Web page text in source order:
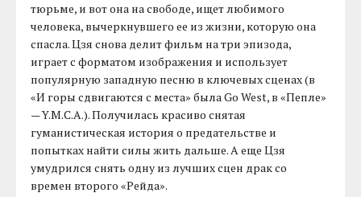
тюрьме, и вот она на свободе, ищет любимого
человека, вычеркнувшего ее из жизни, которую она
спасла. Цзя снова делит фильм на три эпизода,
играет с форматом изображения и использует
популярную западную песню в ключевых сценах (в
«И горы сдвигаются с места» была Go West, в «Пепле»
— Y.M.C.A.). Получилась красиво снятая
гуманистическая история о предательстве и
попытках найти силы жить дальше. А еще Цзя
умудрился снять одну из лучших сцен драк со
времен второго «Рейда».